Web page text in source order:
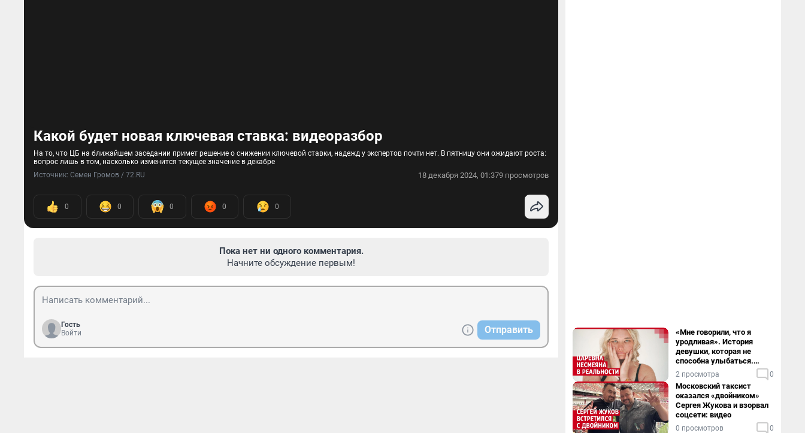
Какой будет новая ключевая ставка: видеоразбор
На то, что ЦБ на ближайшем заседании примет решение о снижении ключевой ставки, надежд у экспертов почти нет. В пятницу они ожидают роста:
вопрос лишь в том, насколько изменится текущее значение в декабре
Источник: Семен Громов / 72.RU 18 декабря 2024, 01:379 просмотров
0 0 0 0 0
Пока нет ни одного комментария.
Начните обсуждение первым!
Гость
Войти
Отправить
«Мне говорили, что я
уродливая». История
девушки, которая не
способна улыбаться.
Видео
2 просмотра 0
Московский таксист
оказался «двойником»
Сергея Жукова и взорвал
соцсети: видео
0 просмотров 0